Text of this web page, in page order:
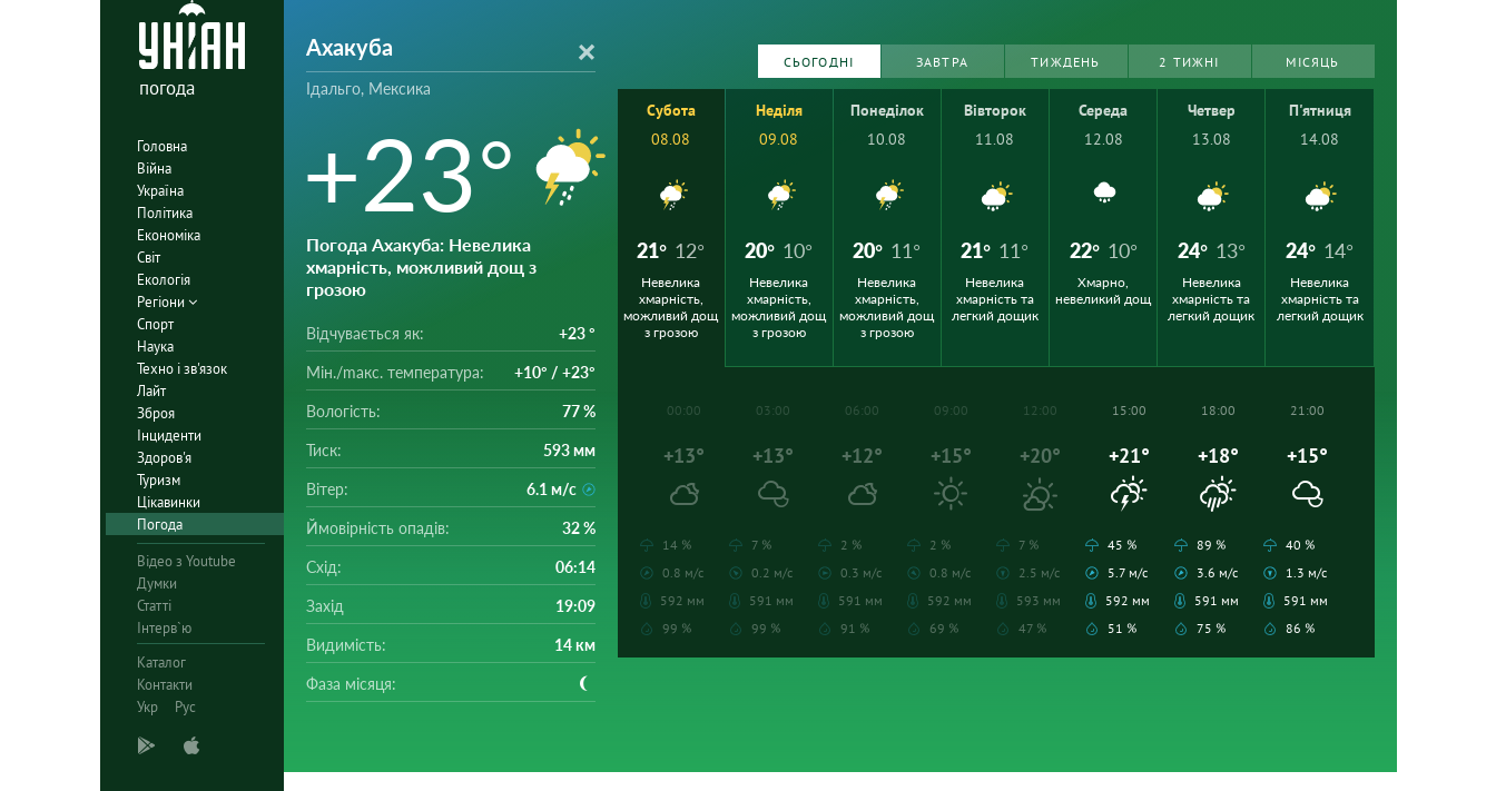
погода
Головна
Війна
Україна
Політика
Економіка
Світ
Екологія
Регіони
Спорт
Наука
Техно і зв'язок
Лайт
Зброя
Інциденти
Здоров'я
Туризм
Цікавинки
Погода
Відео з Youtube
Думки
Статті
Інтерв`ю
Каталог
Контакти
Укр
Рус
Ахакуба
Ідальго, Мексика
+23°
Погода Ахакуба: Невелика
хмарність, можливий дощ з
грозою
Відчувається як: +23 °
Мін./mакс. температура: +10° / +23°
Вологість: 77 %
Тиск: 593 мм
Вітер: 6.1 м/с
Ймовірність опадів: 32 %
Схід: 06:14
Захід 19:09
Видимість: 14 км
Фаза місяця:
СЬОГОДНІ ЗАВТРА ТИЖДЕНЬ 2 ТИЖНІ МІСЯЦЬ
Субота
08.08
21° 12°
Невелика
хмарність,
можливий дощ
з грозою
Неділя
09.08
20° 10°
Невелика
хмарність,
можливий дощ
з грозою
Понеділок
10.08
20° 11°
Невелика
хмарність,
можливий дощ
з грозою
Вівторок
11.08
21° 11°
Невелика
хмарність та
легкий дощик
Середа
12.08
22° 10°
Хмарно,
невеликий дощ
Четвер
13.08
24° 13°
Невелика
хмарність та
легкий дощик
П'ятниця
14.08
24° 14°
Невелика
хмарність та
легкий дощик
00:00
+13°
14 %
0.8 м/с
592 мм
99 %
03:00
+13°
7 %
0.2 м/с
591 мм
99 %
06:00
+12°
2 %
0.3 м/с
591 мм
91 %
09:00
+15°
2 %
0.8 м/с
592 мм
69 %
12:00
+20°
7 %
2.5 м/с
593 мм
47 %
15:00
+21°
45 %
5.7 м/с
592 мм
51 %
18:00
+18°
89 %
3.6 м/с
591 мм
75 %
21:00
+15°
40 %
1.3 м/с
591 мм
86 %